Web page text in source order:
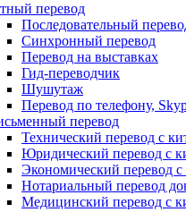
перевод
Последовательный
Синхронный перевод
Перевод на выставках
Гид-переводчик
Шушутаж
Перевод по телефону,
перевод
Технический перевод с
Юридический перевод с
Экономический перевод с
Нотариальный перевод
Медицинский перевод с